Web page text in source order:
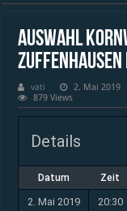
Auswahl
Zuffenhausen
vati 2. Mai 2019
879 Views
Details
Datum Zeit
2. Mai 2019 20:30